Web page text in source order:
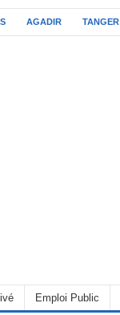
AGADIR TANGER
Emploi Public